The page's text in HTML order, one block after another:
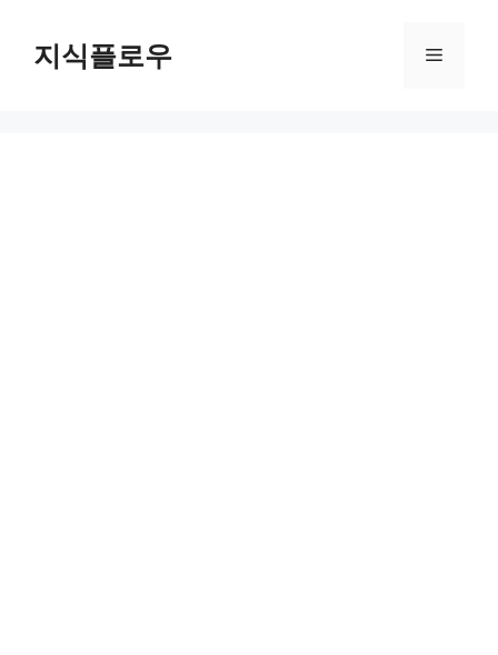
지식플로우 메